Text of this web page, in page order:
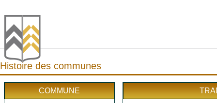
Histoire des communes
COMMUNE